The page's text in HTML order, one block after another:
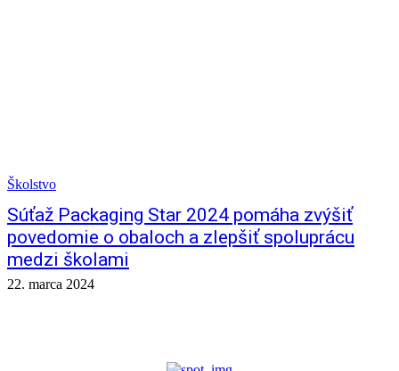
Školstvo
Súťaž Packaging Star 2024 pomáha zvýšiť
povedomie o obaloch a zlepšiť spoluprácu
medzi školami
22. marca 2024